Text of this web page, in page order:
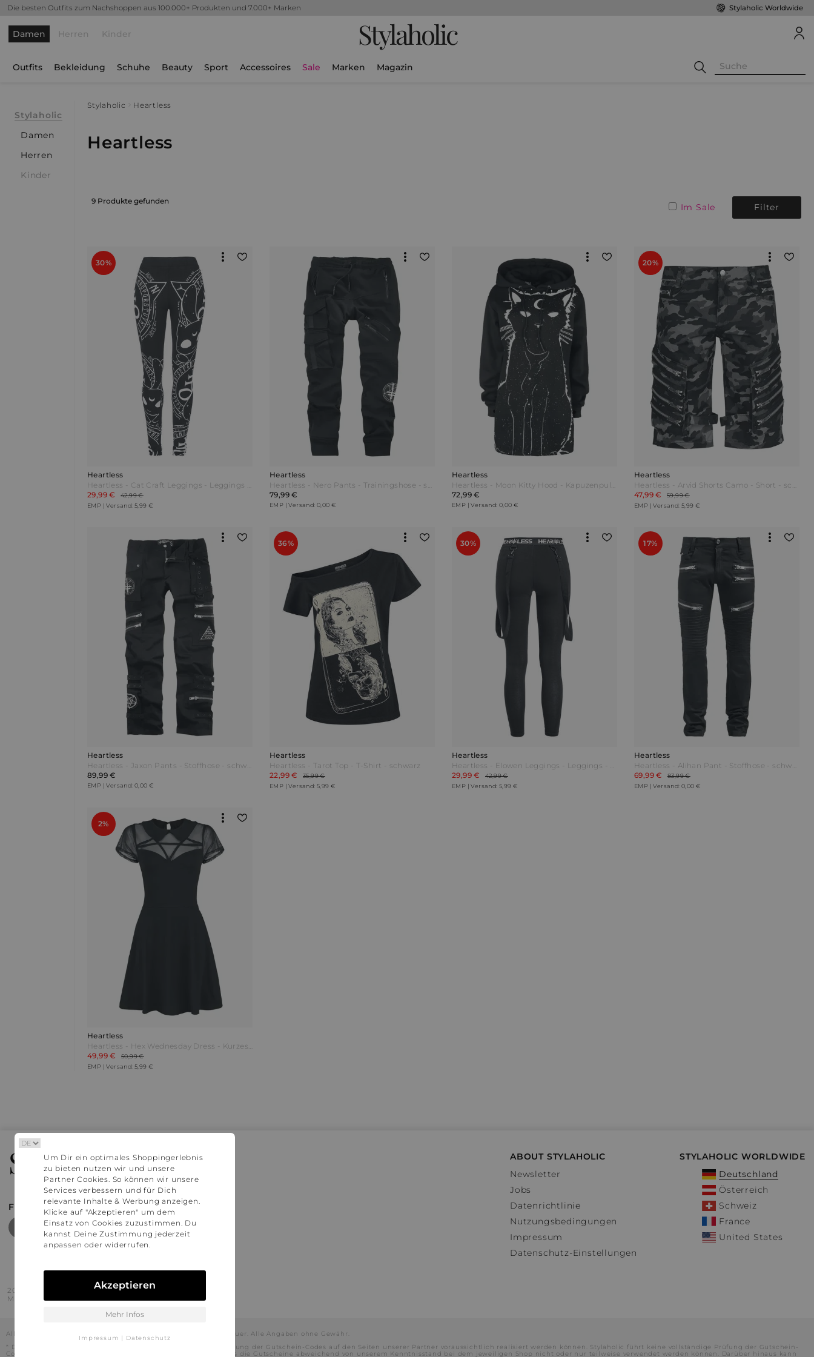
Die besten Outfits zum Nachshoppen aus 100.000+ Produkten und 7.000+ Marken Stylaholic Worldwide
Damen Herren Kinder Stylaholic
Outfits Bekleidung Schuhe Beauty Sport Accessoires Sale Marken Magazin
Stylaholic
Damen
Herren
Kinder
Stylaholic Heartless
Heartless
9 Produkte gefunden
Im Sale Filter
30%
Heartless
29,99 €
42,99 €
EMP | Versand: 5,99 €
Heartless
79,99 €
EMP | Versand: 0,00 €
Heartless
72,99 €
EMP | Versand: 0,00 €
20%
Heartless
47,99 €
59,99 €
EMP | Versand: 5,99 €
Heartless
89,99 €
EMP | Versand: 0,00 €
36%
Heartless
Heartless - Tarot Top - T-Shirt - schwarz
22,99 €
35,99 €
EMP | Versand: 5,99 €
30%
Heartless
29,99 €
42,99 €
EMP | Versand: 5,99 €
17%
Heartless
69,99 €
83,99 €
EMP | Versand: 0,00 €
2%
Heartless
49,99 €
50,99 €
EMP | Versand: 5,99 €
Stylaholic
FIND MORE INSPIRATION
ABOUT STYLAHOLIC
Newsletter
Jobs
Datenrichtlinie
Nutzungsbedingungen
Impressum
Datenschutz-Einstellungen
STYLAHOLIC WORLDWIDE
Deutschland
Österreich
Schweiz
France
United States
2016 - 2026 © Stylaholic.
Made for you with love in munich.
Alle Preise inkl. der jeweils geltenden gesetzlichen Mehrwertsteuer. Alle Angaben ohne Gewähr.
* Die angezeigten Preise beinhalten Rabatte, die durch die Nutzung der Gutschein-Codes auf den Seiten unserer Partner voraussichtlich realisiert werden können. Stylaholic führt keine vollständige Prüfung der Gutschein-
Codes durch und es kann daher in Einzelfällen vorkommen, dass die Gutscheine abweichend von unserem Kenntnisstand bei dem jeweiligen Shop nicht oder nur teilweise verwendet werden können. Darüber hinaus kann
Um Dir ein optimales Shoppingerlebnis
zu bieten nutzen wir und unsere
Partner Cookies. So können wir unsere
Services verbessern und für Dich
relevante Inhalte & Werbung anzeigen.
Klicke auf "Akzeptieren" um dem
Einsatz von Cookies zuzustimmen. Du
kannst Deine Zustimmung jederzeit
anpassen oder widerrufen.
Akzeptieren
Mehr Infos
Impressum | Datenschutz